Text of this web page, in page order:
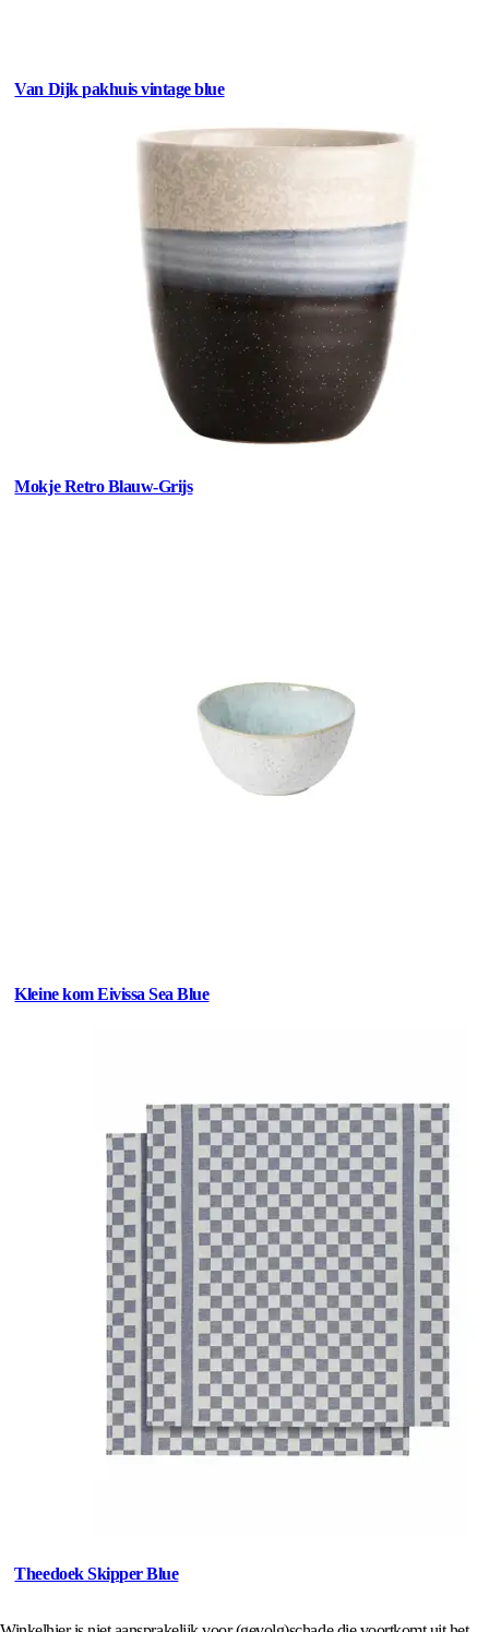
Van Dijk pakhuis vintage blue
Mokje Retro Blauw-Grijs
Kleine kom Eivissa Sea Blue
Theedoek Skipper Blue